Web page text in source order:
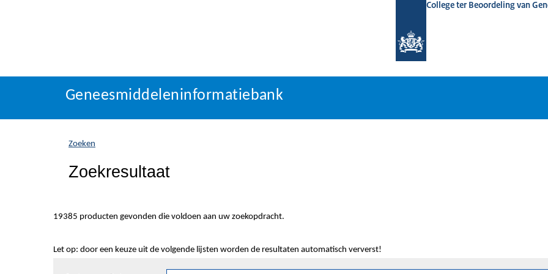
College ter Beoordeling van
Geneesmiddeleninformatiebank
U
zich
hier:
Geneesmiddeleninformatiebank
Zoeken
Zoekresultaat
19385 producten gevonden die voldoen aan uw zoekopdracht.
Let op: door een keuze uit de volgende lijsten worden de resultaten automatisch ververst!